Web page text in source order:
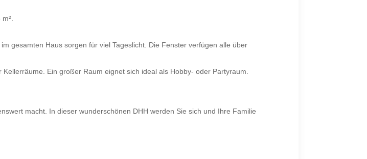
gesamten Haus sorgen für viel Tageslicht. Die Fenster verfügen alle über
Ein großer Raum eignet sich ideal als Hobby- oder Partyraum.
macht. In dieser wunderschönen DHH werden Sie sich und Ihre Familie